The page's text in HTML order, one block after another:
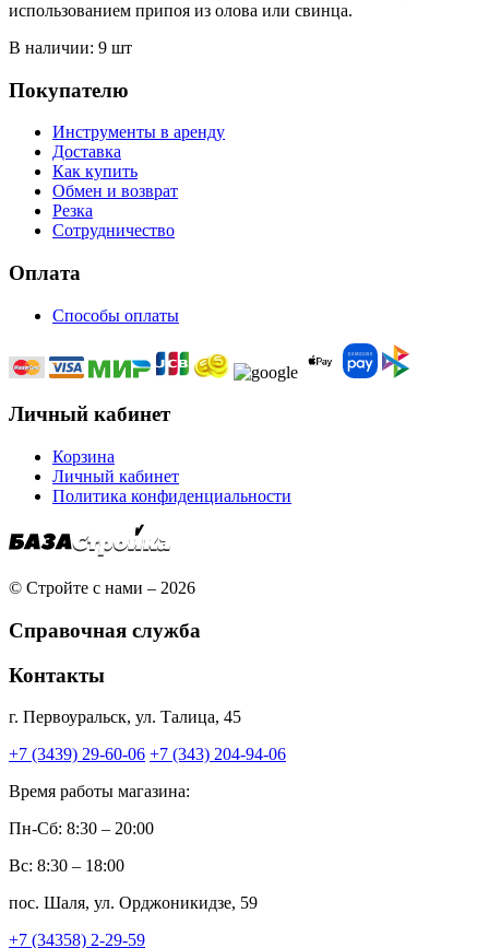
использованием припоя из олова или свинца.
В наличии: 9 шт
Покупателю
Инструменты в аренду
Доставка
Как купить
Обмен и возврат
Резка
Сотрудничество
Оплата
Способы оплаты
Личный кабинет
Корзина
Личный кабинет
Политика конфиденциальности
© Стройте с нами – 2026
Справочная служба
Контакты
г. Первоуральск, ул. Талица, 45
+7 (3439) 29-60-06 +7 (343) 204-94-06
Время работы магазина:
Пн-Сб: 8:30 – 20:00
Вс: 8:30 – 18:00
пос. Шаля, ул. Орджоникидзе, 59
+7 (34358) 2-29-59